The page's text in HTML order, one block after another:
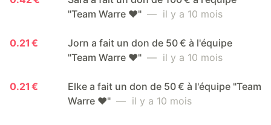
"Team Warre ❤️" — il y a 10 mois
0.21 €
Jorn a fait un don de 50 € à l'équipe
"Team Warre ❤️" — il y a 10 mois
0.21 €
Elke a fait un don de 50 € à l'équipe "Team
Warre ❤️" — il y a 10 mois